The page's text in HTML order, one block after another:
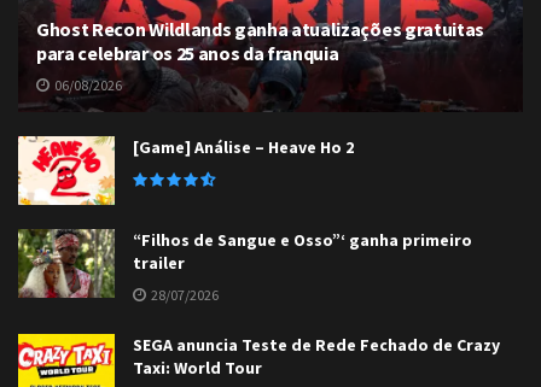
Ghost Recon Wildlands ganha atualizações gratuitas
para celebrar os 25 anos da franquia
06/08/2026
[Game] Análise – Heave Ho 2
“Filhos de Sangue e Osso”‘ ganha primeiro
trailer
28/07/2026
SEGA anuncia Teste de Rede Fechado de Crazy
Taxi: World Tour